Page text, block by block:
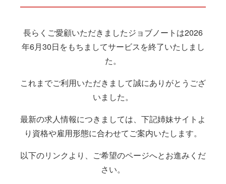
長らくご愛顧いただきましたジョブノートは2026
年6月30日をもちましてサービスを終了いたしまし
た。
これまでご利用いただきまして誠にありがとうござ
いました。
最新の求人情報につきましては、下記姉妹サイトよ
り資格や雇用形態に合わせてご案内いたします。
以下のリンクより、ご希望のページへとお進みくだ
さい。